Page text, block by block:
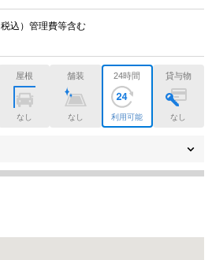
税込）管理費等含む
屋根
なし
舗装
なし
24時間
利用可能
貸与物
なし